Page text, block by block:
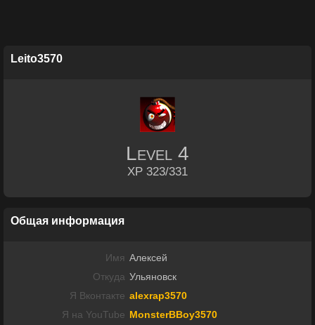
Leito3570
Level 4
XP 323/331
Общая информация
Имя Алексей
Откуда Ульяновск
Я Вконтакте alexrap3570
Я на YouTube MonsterBBoy3570